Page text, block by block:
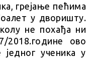
грејање пећима
у дворишту.
не похађа ни
2018.године ово
ученика у